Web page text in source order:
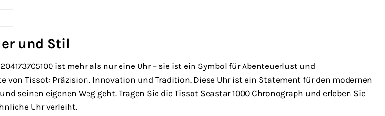
und Stil
ist mehr als nur eine Uhr – sie ist ein Symbol für Abenteuerlust und
von Tissot: Präzision, Innovation und Tradition. Diese Uhr ist ein Statement für den modernen
seinen eigenen Weg geht. Tragen Sie die Tissot Seastar 1000 Chronograph und erleben Sie
Uhr verleiht.